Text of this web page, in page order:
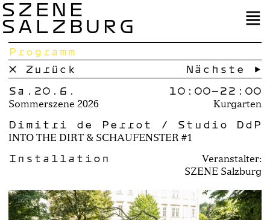
SZENE
SALZBURG
Programm
× Zurück
Nächste →
Sa.20.6.
Sommerszene 2026
10:00–22:00
Kurgarten
Dimitri de Perrot / Studio DdP
INTO THE DIRT & SCHAUFENSTER #1
Installation
Veranstalter:
SZENE Salzburg